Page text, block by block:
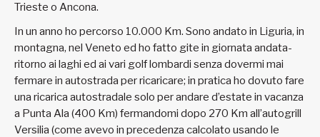
Trieste o Ancona.
In un anno ho percorso 10.000 Km. Sono andato in Liguria, in
montagna, nel Veneto ed ho fatto gite in giornata andata-
ritorno ai laghi ed ai vari golf lombardi senza dovermi mai
fermare in autostrada per ricaricare; in pratica ho dovuto fare
una ricarica autostradale solo per andare d’estate in vacanza
a Punta Ala (400 Km) fermandomi dopo 270 Km all’autogrill
Versilia (come avevo in precedenza calcolato usando le